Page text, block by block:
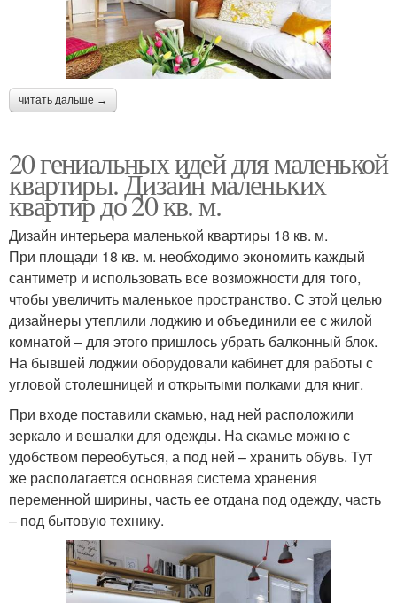
читать дальше →
20 гениальных идей для маленькой
квартиры. Дизайн маленьких
квартир до 20 кв. м.
Дизайн интерьера маленькой квартиры 18 кв. м.
При площади 18 кв. м. необходимо экономить каждый
сантиметр и использовать все возможности для того,
чтобы увеличить маленькое пространство. С этой целью
дизайнеры утеплили лоджию и объединили ее с жилой
комнатой – для этого пришлось убрать балконный блок.
На бывшей лоджии оборудовали кабинет для работы с
угловой столешницей и открытыми полками для книг.
При входе поставили скамью, над ней расположили
зеркало и вешалки для одежды. На скамье можно с
удобством переобуться, а под ней – хранить обувь. Тут
же располагается основная система хранения
переменной ширины, часть ее отдана под одежду, часть
– под бытовую технику.